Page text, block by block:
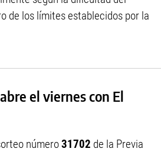
de los límites establecidos por la
el viernes con El
número31702 de la Previa